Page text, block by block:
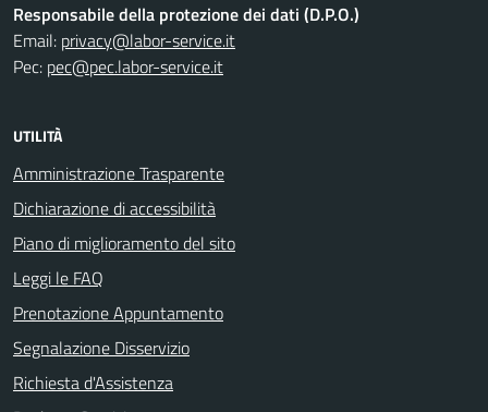
Responsabile della protezione dei dati (D.P.O.)
Email: privacy@labor-service.it
Pec: pec@pec.labor-service.it
UTILITÀ
Amministrazione Trasparente
Dichiarazione di accessibilità
Piano di miglioramento del sito
Leggi le FAQ
Prenotazione Appuntamento
Segnalazione Disservizio
Richiesta d'Assistenza